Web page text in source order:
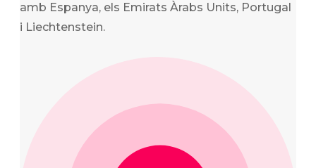
amb Espanya, els Emirats Àrabs Units, Portugal
i Liechtenstein.